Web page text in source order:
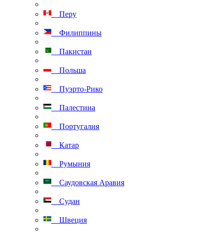
Перу
Филиппины
Пакистан
Польша
Пуэрто-Рико
Палестина
Португалия
Катар
Румыния
Саудовская Аравия
Судан
Швеция